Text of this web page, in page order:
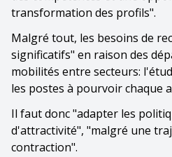
transformation des profils".
Malgré tout, les besoins de
significatifs" en raison des
mobilités entre secteurs:
les postes à pourvoir chaque
Il faut donc "adapter les
d'attractivité", "malgré une
contraction".